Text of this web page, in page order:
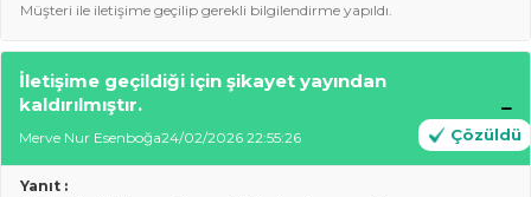
Müşteri ile iletişime geçilip gerekli bilgilendirme yapıldı.
İletişime geçildiği için şikayet yayından
kaldırılmıştır.
Çözüldü
Merve Nur Esenboğa24/02/2026 22:55:26
Yanıt :